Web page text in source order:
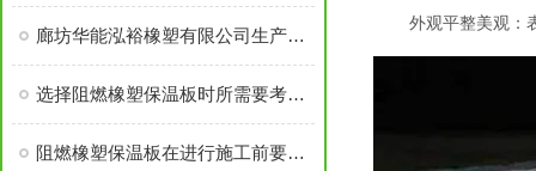
廊坊华能泓裕橡塑有限公司生产的圣裕德B1级橡塑保温棉为什么如此受欢迎？
选择阻燃橡塑保温板时所需要考虑的关键要点介绍
阻燃橡塑保温板在进行施工前要做好这些准备工作
外观平整美观：